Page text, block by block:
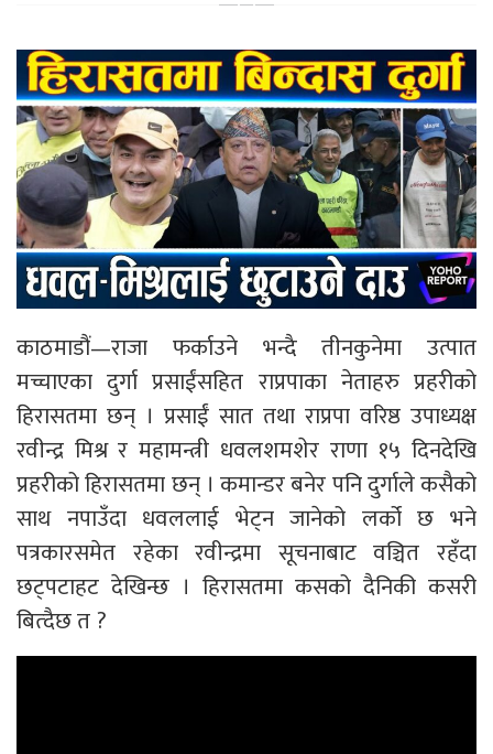
काठमाडौं—राजा फर्काउने भन्दै तीनकुनेमा उत्पात
मच्चाएका दुर्गा प्रसाईंसहित राप्रपाका नेताहरु प्रहरीको
हिरासतमा छन् । प्रसाईं सात तथा राप्रपा वरिष्ठ उपाध्यक्ष
रवीन्द्र मिश्र र महामन्त्री धवलशमशेर राणा १५ दिनदेखि
प्रहरीको हिरासतमा छन् । कमान्डर बनेर पनि दुर्गाले कसैको
साथ नपाउँदा धवललाई भेट्न जानेको लर्को छ भने
पत्रकारसमेत रहेका रवीन्द्रमा सूचनाबाट वञ्चित रहँदा
छट्पटाहट देखिन्छ । हिरासतमा कसको दैनिकी कसरी
बित्दैछ त ?